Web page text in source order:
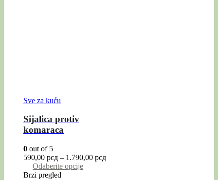
Sve za kuću
Sijalica protiv
komaraca
0 out of 5
590,00 рсд – 1.790,00 рсд
Odaberite opcije
Brzi pregled